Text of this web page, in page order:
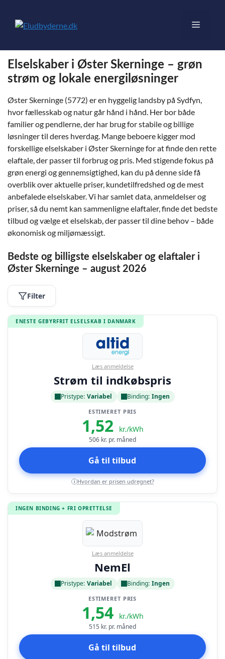
indhold
Menu
Elselskaber i Øster Skerninge – grøn
strøm og lokale energiløsninger
Øster Skerninge (5772) er en hyggelig landsby på Sydfyn,
hvor fællesskab og natur går hånd i hånd. Her bor både
familier og pendlerne, der har brug for stabile og billige
løsninger til deres hverdag. Mange beboere kigger mod
forskellige elselskaber i Øster Skerninge for at finde den rette
elaftale, der passer til forbrug og pris. Med stigende fokus på
grøn energi og gennemsigtighed, kan du på denne side få
overblik over aktuelle priser, kundetilfredshed og de mest
anbefalede elselskaber. Vi har samlet data, anmeldelser og
priser, så du nemt kan sammenligne elaftaler, finde det bedste
tilbud og vælge et elselskab, der passer til dine behov – både
økonomisk og miljømæssigt.
Bedste og billigste elselskaber og elaftaler i
Øster Skerninge – august 2026
Filter
ENESTE GEBYRFRIT ELSELSKAB I DANMARK
Læs anmeldelse
Strøm til indkøbspris
Pristype: Variabel Binding: Ingen
ESTIMERET PRIS
1,52 kr./kWh
506 kr. pr. måned
Gå til tilbud
i Hvordan er prisen udregnet?
INGEN BINDING + FRI OPRETTELSE
Læs anmeldelse
NemEl
Pristype: Variabel Binding: Ingen
ESTIMERET PRIS
1,54 kr./kWh
515 kr. pr. måned
Gå til tilbud